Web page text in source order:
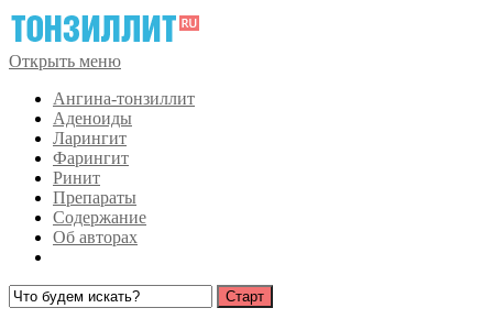
Открыть меню
Ангина-тонзиллит
Аденоиды
Ларингит
Фарингит
Ринит
Препараты
Содержание
Об авторах